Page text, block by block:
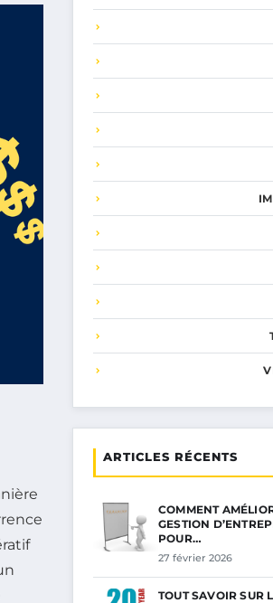
ARTICLES RÉCENTS
COMMENT
GESTION
POUR…
27 février 2026
TOUT SAVOIR SUR